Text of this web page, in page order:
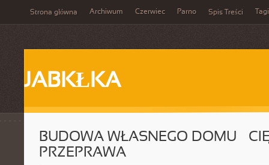
Strona główna Archiwum Czerwiec Parno Spis Treści Tagi
JABKŁKA
BUDOWA WŁASNEGO DOMU –
PRZEPRAWA